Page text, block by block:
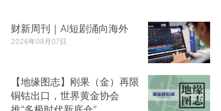
财新周刊｜AI短剧涌向海外
2026年08月07日
【地缘图志】刚果（金）再限
铜钴出口，世界黄金协会